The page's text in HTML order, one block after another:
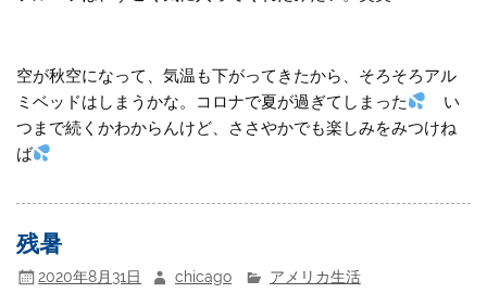
空が秋空になって、気温も下がってきたから、そろそろアル
ミベッドはしまうかな。コロナで夏が過ぎてしまった
い
つまで続くかわからんけど、ささやかでも楽しみをみつけね
ば
残暑
2020年8月31日 chicago アメリカ生活